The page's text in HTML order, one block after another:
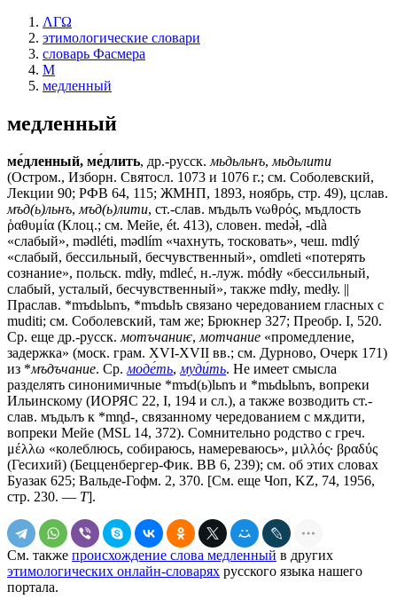
ΛΓΩ
этимологические словари
словарь Фасмера
М
медленный
медленный
ме́дленный, ме́длить, др.-русск. мьдьльнъ, мьдьлити
(Остром., Изборн. Святосл. 1073 и 1076 г.; см. Соболевский,
Лекции 90; РФВ 64, 115; ЖМНП, 1893, ноябрь, стр. 49), цслав.
мъд(ь)льнъ, мъд(ь)лити, ст.-слав. мъдьлъ νωθρός, мъдлость
ῥαθυμία (Клоц.; см. Мейе, ét. 413), словен. medǝ̀ł, -dlà
«слабый», mǝdléti, mǝdlím «чахнуть, тосковать», чеш. mdlý
«слабый, бессильный, бесчувственный», omdleti «потерять
сознание», польск. mdły, mdleć, н.-луж. módłу «бессильный,
слабый, усталый, бесчувственный», также mdły, mеdłу. ||
Праслав. *mъdьlьnъ, *mъdьlъ связано чередованием гласных с
muditi; см. Соболевский, там же; Брюкнер 327; Преобр. I, 520.
Ср. еще др.-русск. мотъчаниѥ, мотчание «промедление,
задержка» (моск. грам. XVI-XVII вв.; см. Дурново, Очерк 171)
из *мъдъчание. Ср. моде́ть, муди́ть. Не имеет смысла
разделять синонимичные *mъd(ь)lьnъ и *mьdьlьnъ, вопреки
Ильинскому (ИОРЯС 22, I, 194 и сл.), а также возводить ст.-
слав. мъдьлъ к *mn̥d-, связанному чередованием с мѫдити,
вопреки Мейе (МSL 14, 372). Сомнительно родство с греч.
μέλλω «колеблюсь, собираюсь, намереваюсь», μιλλός· βραδύς
(Гесихий) (Бецценбергер-Фик. ВВ 6, 239); см. об этих словах
Буазак 625; Вальде-Гофм. 2, 370. [См. еще Чоп, KZ, 74, 1956,
стр. 230. — Т].
См. также происхождение слова медленный в других
этимологических онлайн-словарях русского языка нашего
портала.